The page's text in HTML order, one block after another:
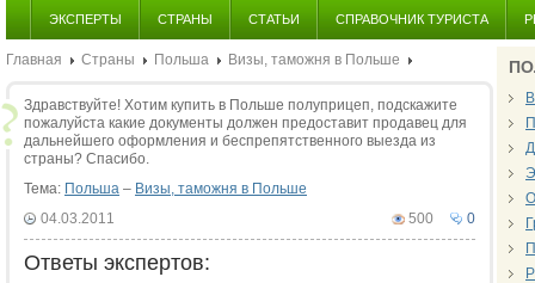
ЭКСПЕРТЫ СТРАНЫ СТАТЬИ СПРАВОЧНИК ТУРИСТА
Главная Страны Польша Визы, таможня в Польше
Здравствуйте! Хотим купить в Польше полуприцеп, подскажите
пожалуйста какие документы должен предоставит продавец для
дальнейшего оформления и беспрепятственного выезда из
страны? Спасибо.
Тема: Польша – Визы, таможня в Польше
0
500
04.03.2011
Ответы экспертов: